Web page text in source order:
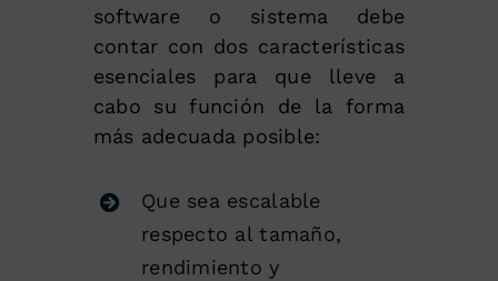
software o sistema debe
contar con dos características
esenciales para que lleve a
cabo su función de la forma
más adecuada posible:
Que sea escalable
respecto al tamaño,
rendimiento y